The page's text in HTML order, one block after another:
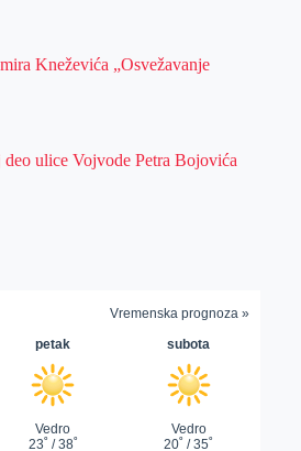
Kneževića „Osvežavanje
deo ulice Vojvode Petra Bojovića